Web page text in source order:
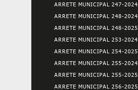
ARRETE MUNICIPAL 247-2024
ARRETE MUNICIPAL 248-2024
ARRETE MUNICIPAL 248-2025
ARRETE MUNICIPAL 253-2024
ARRETE MUNICIPAL 254-2025
ARRETE MUNICIPAL 255-2024
ARRETE MUNICIPAL 255-2025
ARRETE MUNICIPAL 256-2025